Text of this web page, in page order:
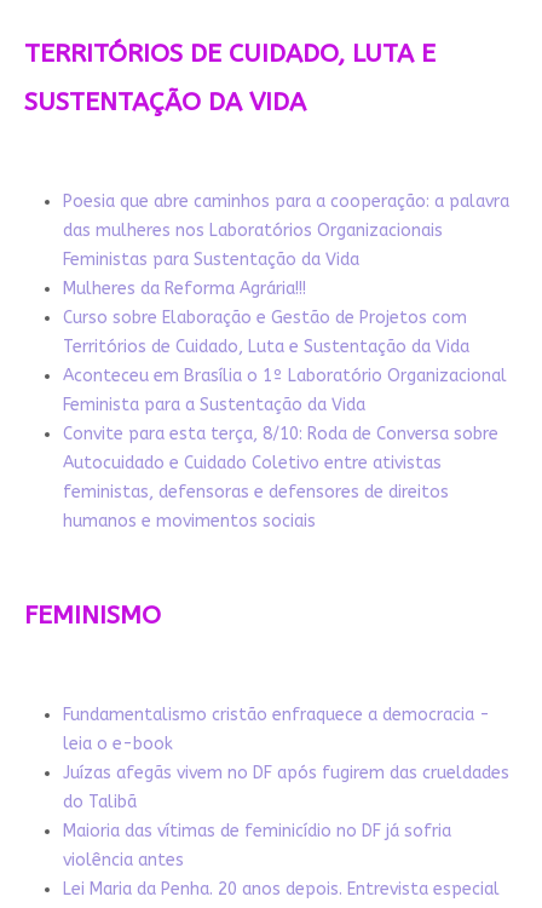
TERRITÓRIOS DE CUIDADO, LUTA E
SUSTENTAÇÃO DA VIDA
Poesia que abre caminhos para a cooperação: a palavra
das mulheres nos Laboratórios Organizacionais
Feministas para Sustentação da Vida
Mulheres da Reforma Agrária!!!
Curso sobre Elaboração e Gestão de Projetos com
Territórios de Cuidado, Luta e Sustentação da Vida
Aconteceu em Brasília o 1º Laboratório Organizacional
Feminista para a Sustentação da Vida
Convite para esta terça, 8/10: Roda de Conversa sobre
Autocuidado e Cuidado Coletivo entre ativistas
feministas, defensoras e defensores de direitos
humanos e movimentos sociais
FEMINISMO
Fundamentalismo cristão enfraquece a democracia -
leia o e-book
Juízas afegãs vivem no DF após fugirem das crueldades
do Talibã
Maioria das vítimas de feminicídio no DF já sofria
violência antes
Lei Maria da Penha. 20 anos depois. Entrevista especial